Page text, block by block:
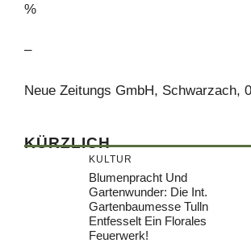
%
–
Neue Zeitungs GmbH, Schwarzach,
KÜRZLICH
KULTUR
Blumenpracht Und
Gartenwunder: Die Int.
Gartenbaumesse Tulln
Entfesselt Ein Florales
Feuerwerk!